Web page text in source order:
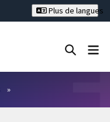
Plus de langues